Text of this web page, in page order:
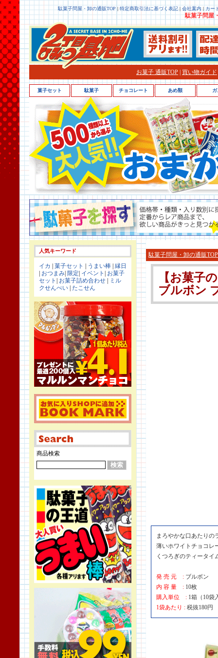
駄菓子問屋・卸の通販TOP | 特定商取引法に基づく表記 | 会社案内 | カー
駄菓子問屋
お菓子 通販TOP 買い物ガイド
人気キーワード
イカ 菓子セット うまい棒 縁日
おつまみ 限定 イベント
お菓子
セット
お菓子詰め合わせ
ミル
クせんべい たこせん
商品検索
駄菓子問屋・卸の通販TOP
【お菓子
ブルボン
まろやかな口あたりの
薄いホワイトチョコレ
くつろぎのティータイ
発 売 元 : ブルボン
内 容 量 : 10枚
購入単位 : 1箱（10袋
1袋あたり : 税抜180円